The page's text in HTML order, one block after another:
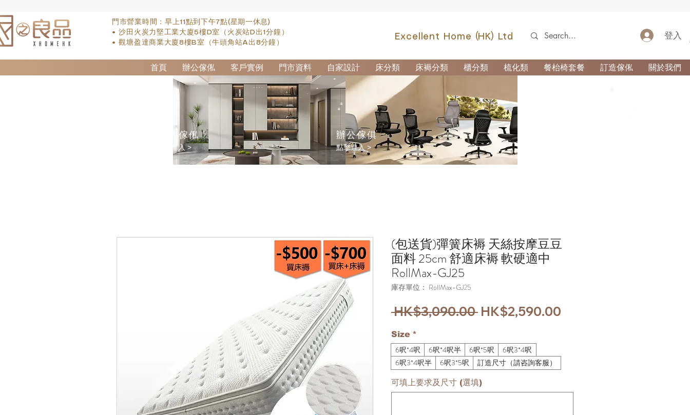
門市營業時間：早上11點到下午7點(星期一休息)
• 沙田火炭力堅工業大廈5樓D室（火炭站D出1分鐘）
• 觀塘盈達商業大廈8樓B室（牛頭角站A出8分鐘）
Excellent Home (HK) Ltd 登入
首頁 辦公傢俬 客戶實例 門市資料 自家設計 床分類 床褥分類 櫃分類 梳化類 餐枱椅套餐 訂造傢俬 關於我們
訂造傢俬
點擊進入 >
辦公傢俱
點擊進入 >
(包送貨)彈簧床褥 天絲按摩豆豆
面料 25cm 舒適床褥 軟硬適中
RollMax-GJ25
庫存單位： RollMax-GJ25
HK$3,090.00 一
價
格
HK$2,590.00
格
Size *
6呎*4呎 6呎*4呎半 6呎*5呎
6呎3*4呎
6呎3*4呎半
6呎3*5呎 訂造尺寸（請咨詢客服）
可填上要求及尺寸 (選填)